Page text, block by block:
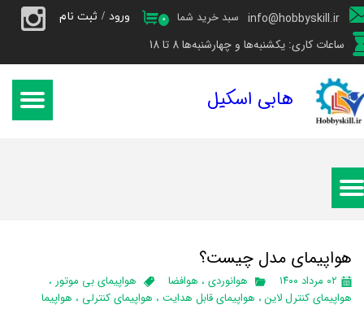
info@hobbyskill.ir
ساعات کاری: یکشنبه‌ها و چهارشنبه‌ها 8 تا 18
۰ سبد خرید شما ورود / ثبت نام
حساب کاربری من
سفارشات
هابی اسکیل
هواپیمای مدل چیست؟
۰۲ مرداد ۱۴۰۰ هوانوردی، هوافضا هواپیمای بی موتور ،
هواپیمای کنترل لاین، هواپیمای قابل هدایت، هواپیمای کنترلی ، هواپیما